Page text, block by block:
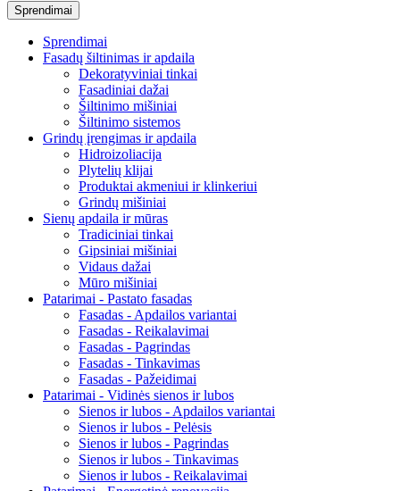
Sprendimai
Sprendimai
Fasadų šiltinimas ir apdaila
Dekoratyviniai tinkai
Fasadiniai dažai
Šiltinimo mišiniai
Šiltinimo sistemos
Grindų įrengimas ir apdaila
Hidroizoliacija
Plytelių klijai
Produktai akmeniui ir klinkeriui
Grindų mišiniai
Sienų apdaila ir mūras
Tradiciniai tinkai
Gipsiniai mišiniai
Vidaus dažai
Mūro mišiniai
Patarimai - Pastato fasadas
Fasadas - Apdailos variantai
Fasadas - Reikalavimai
Fasadas - Pagrindas
Fasadas - Tinkavimas
Fasadas - Pažeidimai
Patarimai - Vidinės sienos ir lubos
Sienos ir lubos - Apdailos variantai
Sienos ir lubos - Pelėsis
Sienos ir lubos - Pagrindas
Sienos ir lubos - Tinkavimas
Sienos ir lubos - Reikalavimai